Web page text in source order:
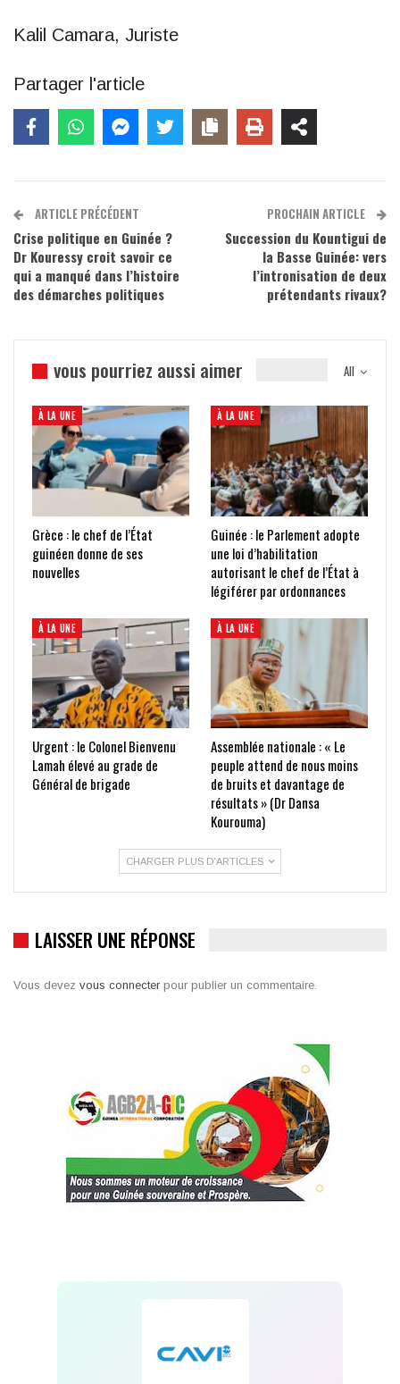
Kalil Camara, Juriste
Partager l'article
ARTICLE PRÉCÉDENT
Crise politique en Guinée ?
Dr Kouressy croit savoir ce
qui a manqué dans l’histoire
des démarches politiques
PROCHAIN ARTICLE
Succession du Kountigui de
la Basse Guinée: vers
l’intronisation de deux
prétendants rivaux?
All
vous pourriez aussi aimer
À LA UNE
Grèce : le chef de l’État
guinéen donne de ses
nouvelles
À LA UNE
Guinée : le Parlement adopte
une loi d’habilitation
autorisant le chef de l’État à
légiférer par ordonnances
À LA UNE
Urgent : le Colonel Bienvenu
Lamah élevé au grade de
Général de brigade
À LA UNE
Assemblée nationale : « Le
peuple attend de nous moins
de bruits et davantage de
résultats » (Dr Dansa
Kourouma)
CHARGER PLUS D'ARTICLES
LAISSER UNE RÉPONSE
Vous devez vous connecter pour publier un commentaire.